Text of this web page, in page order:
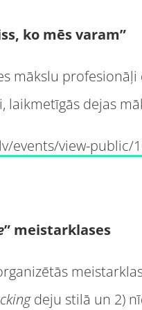
ko mēs varam”
mākslu
laikmetīgās dejas
events/view-public/
” meistarklases
deju stilā un 2)